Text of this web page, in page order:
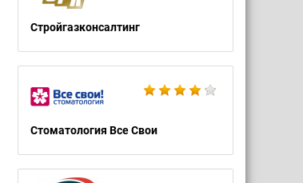
Стройгазконсалтинг
Стоматология Все Свои